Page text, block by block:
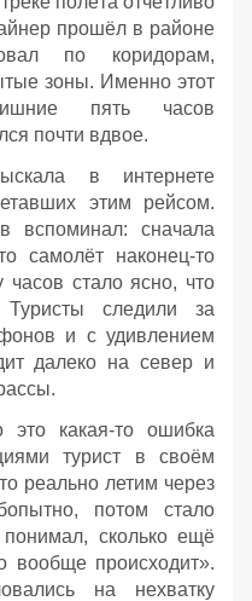
прошёл в районе
по коридорам,
зоны. Именно этот
пять часов
почти вдвое.
в интернете
этим рейсом.
вспоминал: сначала
самолёт наконец‑то
часов стало ясно, что
Туристы следили за
и с удивлением
далеко на север и
какая‑то ошибка
турист в своём
реально летим через
потом стало
сколько ещё
вообще происходит».
на нехватку